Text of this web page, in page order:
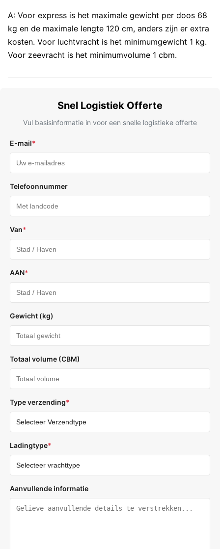
A: Voor express is het maximale gewicht per doos 68
kg en de maximale lengte 120 cm, anders zijn er extra
kosten. Voor luchtvracht is het minimumgewicht 1 kg.
Voor zeevracht is het minimumvolume 1 cbm.
Snel Logistiek Offerte
Vul basisinformatie in voor een snelle logistieke offerte
E-mail*
Telefoonnummer
Van*
AAN*
Gewicht (kg)
Totaal volume (CBM)
Type verzending*
Ladingtype*
Aanvullende informatie